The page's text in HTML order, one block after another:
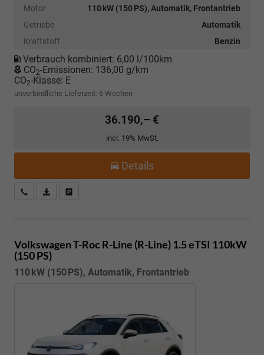
Motor
110 kW (150 PS), Automatik, Frontantrieb
Getriebe
Automatik
Kraftstoff
Benzin
Verbrauch kombiniert: 6,00 l/100km
CO2-Emissionen: 136,00 g/km
CO2-Klasse: E
unverbindliche Lieferzeit: 6 Wochen
36.190,– €
incl. 19% MwSt.
Details
Kostenloser Rückruf-Service
PDF-Datei, Fahrzeugexposé drucken
Volkswagen T-Roc R-Line (R-Line) 1.5 eTSI 110kW
(150 PS)
110 kW (150 PS), Automatik, Frontantrieb